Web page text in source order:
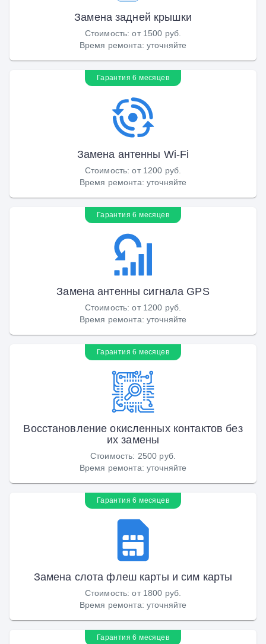
Замена задней крышки
Стоимость:от 1500 руб.
Время ремонта: уточняйте
Гарантия 6 месяцев
Замена антенны Wi-Fi
Стоимость:от 1200 руб.
Время ремонта: уточняйте
Гарантия 6 месяцев
Замена антенны сигнала GPS
Стоимость:от 1200 руб.
Время ремонта: уточняйте
Гарантия 6 месяцев
Восстановление окисленных контактов без
их замены
Стоимость: 2500 руб.
Время ремонта: уточняйте
Гарантия 6 месяцев
Замена слота флеш карты и сим карты
Стоимость:от 1800 руб.
Время ремонта: уточняйте
Гарантия 6 месяцев